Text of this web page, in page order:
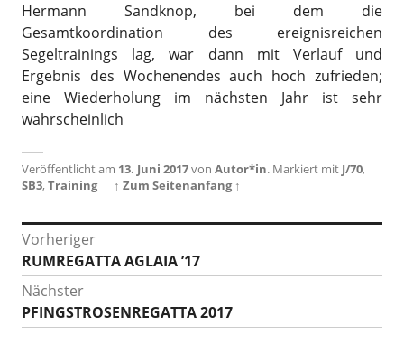
Hermann Sandknop, bei dem die
Gesamtkoordination des ereignisreichen
Segeltrainings lag, war dann mit Verlauf und
Ergebnis des Wochenendes auch hoch zufrieden;
eine Wiederholung im nächsten Jahr ist sehr
wahrscheinlich
Veröffentlicht am 13. Juni 2017von Autor*in. Markiert mit J/70,
SB3,Training ↑ Zum Seitenanfang ↑
Beitragsnavigation
Vorheriger
Vorheriger
Beitrag:
RUMREGATTA AGLAIA ’17
Nächster
Nächster
Beitrag:
PFINGSTROSENREGATTA 2017